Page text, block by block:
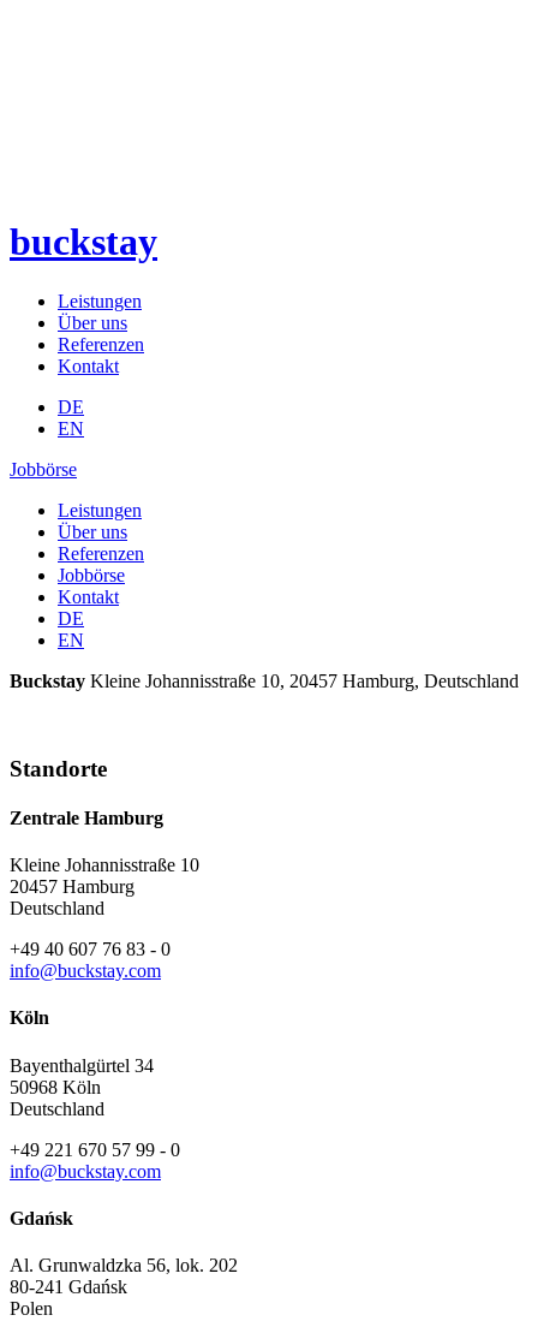
buckstay
Leistungen
Über uns
Referenzen
Kontakt
DE
EN
Jobbörse
Leistungen
Über uns
Referenzen
Jobbörse
Kontakt
DE
EN
Buckstay Kleine Johannisstraße 10, 20457 Hamburg, Deutschland
Standorte
Zentrale Hamburg
Kleine Johannisstraße 10
20457 Hamburg
Deutschland
+49 40 607 76 83 ‑ 0
info@buckstay.com
Köln
Bayenthalgürtel 34
50968 Köln
Deutschland
+49 221 670 57 99 ‑ 0
info@buckstay.com
Gdańsk
Al. Grunwaldzka 56, lok. 202
80-241 Gdańsk
Polen